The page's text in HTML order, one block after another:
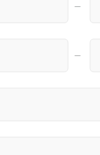
―
―